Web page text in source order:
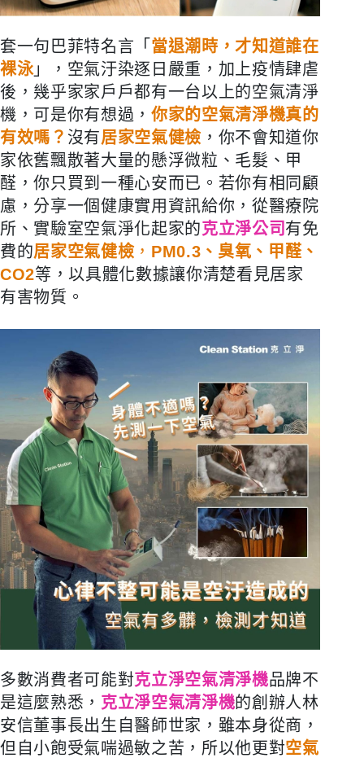
套一句巴菲特名言「 當退潮時，才知道誰在
裸泳」，空氣汙染逐日嚴重，加上疫情肆虐
後，幾乎家家戶戶都有一台以上的空氣清淨
機，可是你有想過， 你家的空氣清淨機真的
有效嗎？ 沒有居家空氣健檢 ，你不會知道你
家依舊飄散著大量的懸浮微粒、毛髮、甲
醛，你只買到一種心安而已。若你有相同顧
慮，分享一個健康實用資訊給你，從醫療院
所、實驗室空氣淨化起家的克立淨公司有免
費的居家空氣健檢， PM0.3、臭氧、甲醛、
CO2等，以具體化數據讓你清楚看見居家
有害物質。
多數消費者可能對克立淨空氣清淨機品牌不
是這麼熟悉， 克立淨空氣清淨機的創辦人林
安信董事長出生自醫師世家，雖本身從商，
但自小飽受氣喘過敏之苦，所以他更對空氣